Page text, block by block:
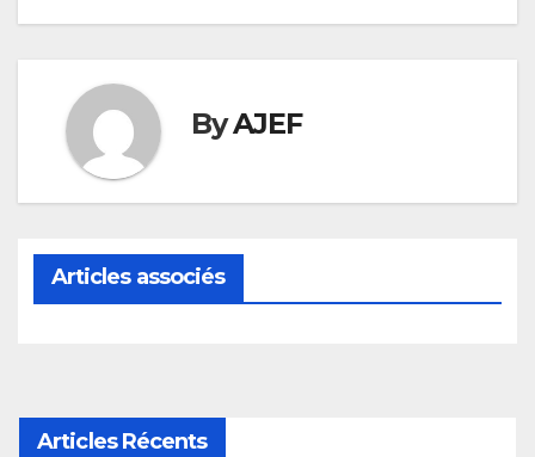
ByAJEF
Articles associés
Articles Récents